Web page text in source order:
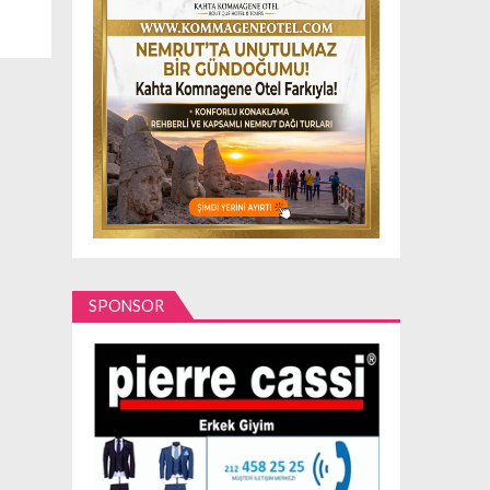
SPONSOR